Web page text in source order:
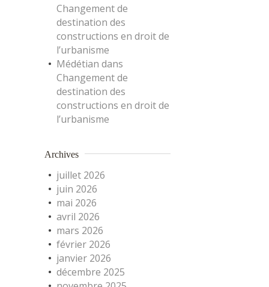
Changement de
destination des
constructions en droit de
l’urbanisme
Médétian dans
Changement de
destination des
constructions en droit de
l’urbanisme
Archives
juillet 2026
juin 2026
mai 2026
avril 2026
mars 2026
février 2026
janvier 2026
décembre 2025